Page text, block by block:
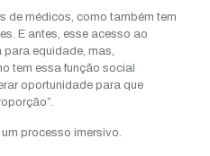
de médicos, como também tem
E antes, esse acesso ao
equidade, mas,
tem essa função social
oportunidade para que
processo imersivo.